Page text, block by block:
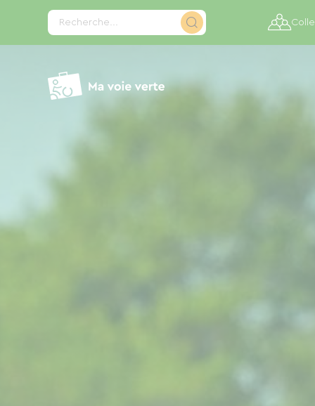
Recherche...
Panneau de gestion des cookies